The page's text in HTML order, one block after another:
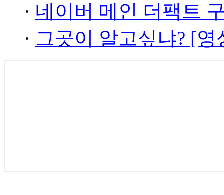
· 네이버 메인 더팩트
· 그곳이 알고싶냐? [